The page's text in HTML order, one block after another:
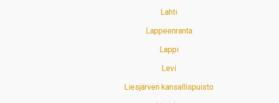
Lahti
Lappeenranta
Lappi
Levi
Liesjärven kansallispuisto